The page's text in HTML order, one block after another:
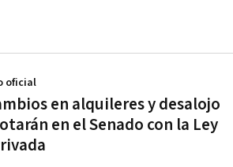
en alquileres y desalojo
en el Senado con la Ley
oficial